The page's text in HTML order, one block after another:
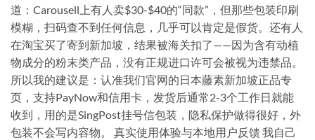
道：Carousell上有人卖$30-$40的“同款”，但那些包装印刷
模糊，扫码查不到任何信息，几乎可以肯定是假货。还有人
在淘宝买了寄到新加坡，结果被海关扣了——因为含有动植
物成分的粉末类产品，没有正规进口许可会被视为违禁品。
所以我的建议是：认准我们官网的日本藤素新加坡正品专
页，支持PayNow和信用卡，发货后通常2-3个工作日就能
收到，用的是SingPost挂号信包装，隐私保护做得很好，外
包装不会写内容物。 真实使用体验与本地用户反馈 我自己